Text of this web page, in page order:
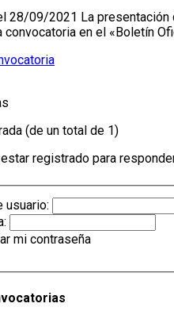
28/09/2021 La presentación
convocatoria en el «Boletín
(de un total de 1)
registrado para
usuario:
mi contraseña